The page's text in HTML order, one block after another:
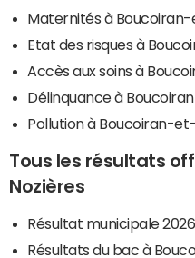
Maternités à
Etat des risques à
Accès aux soins à
Délinquance à
Pollution à Boucoiran-
Tous les résultats
Nozières
Résultat municipale
Résultats du bac à